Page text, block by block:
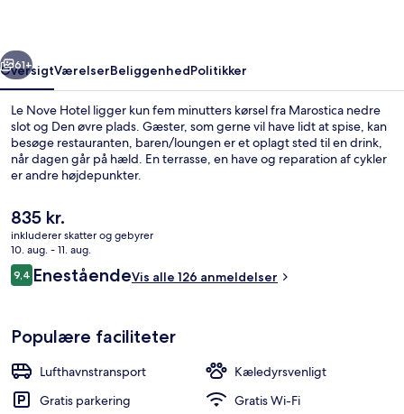
Næste
61+
OversigtVærelserBeliggenhedPolitikker
Le Nove Hotel ligger kun fem minutters kørsel fra Marostica nedre
slot og Den øvre plads. Gæster, som gerne vil have lidt at spise, kan
besøge restauranten, baren/loungen er et oplagt sted til en drink,
når dagen går på hæld. En terrasse, en have og reparation af cykler
er andre højdepunkter.
Den
nuværende
pris
er
835 kr.
835 kr.
inkluderer skatter og gebyrer
10. aug. - 11. aug.
Anmeldelser
9,49,4 ud af 10.
EneståendeVis alle 126 anmeldelser
Populære faciliteter
Lufthavnstransport
Kæledyrsvenligt
Gratis parkering
Gratis Wi-Fi